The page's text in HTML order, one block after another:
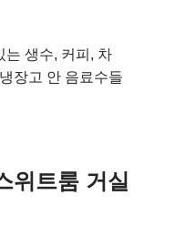
는 생수, 커피, 차
장고 안 음료수들
위트룸 거실